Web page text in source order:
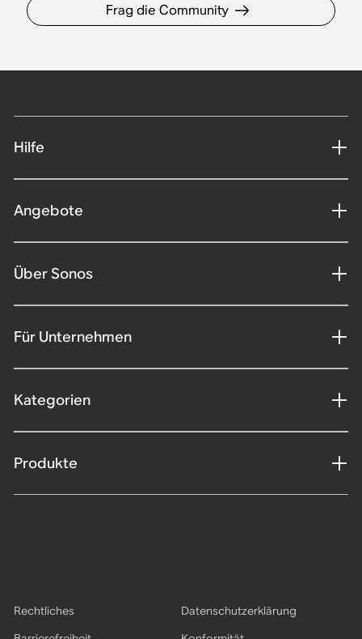
Frag die Community
Hilfe
Angebote
Über Sonos
Für Unternehmen
Kategorien
Produkte
Rechtliches
Datenschutzerklärung